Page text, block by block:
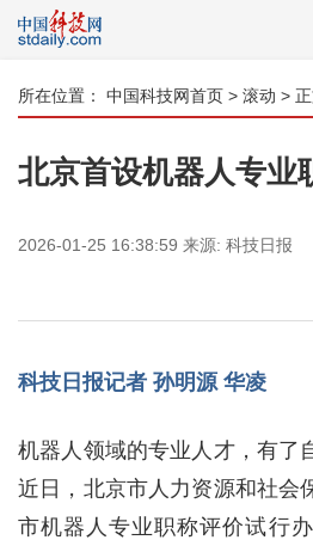
所在位置： 中国科技网首页 > 滚动 >
北京首设机器人专业
2026-01-25 16:38:59 来源: 科技日报
科技日报记者 孙明源 华凌
机器人领域的专业人才，有了
近日，北京市人力资源和社会
市机器人专业职称评价试行